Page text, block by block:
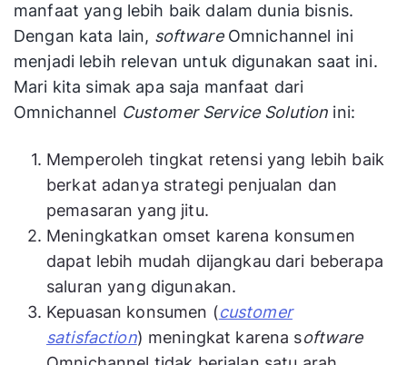
manfaat yang lebih baik dalam dunia bisnis.
Dengan kata lain, softwareOmnichannel ini
menjadi lebih relevan untuk digunakan saat ini.
Mari kita simak apa saja manfaat dari
Omnichannel Customer Service Solution ini:
Memperoleh tingkat retensi yang lebih baik
berkat adanya strategi penjualan dan
pemasaran yang jitu.
Meningkatkan omset karena konsumen
dapat lebih mudah dijangkau dari beberapa
saluran yang digunakan.
Kepuasan konsumen (customer
satisfaction) meningkat karena software